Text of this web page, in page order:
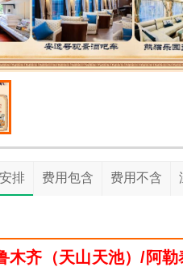
排 费用包含 费用不含
木齐（天山天池）/阿